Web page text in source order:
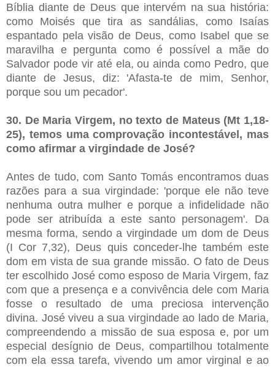
Bíblia diante de Deus que intervém na sua história:
como Moisés que tira as sandálias, como Isaías
espantado pela visão de Deus, como Isabel que se
maravilha e pergunta como é possível a mãe do
Salvador pode vir até ela, ou ainda como Pedro, que
diante de Jesus, diz: 'Afasta-te de mim, Senhor,
porque sou um pecador'.
30. De Maria Virgem, no texto de Mateus (Mt 1,18-
25), temos uma comprovação incontestável, mas
como afirmar a virgindade de José?
Antes de tudo, com Santo Tomás encontramos duas
razões para a sua virgindade: 'porque ele não teve
nenhuma outra mulher e porque a infidelidade não
pode ser atribuída a este santo personagem'. Da
mesma forma, sendo a virgindade um dom de Deus
(I Cor 7,32), Deus quis conceder-lhe também este
dom em vista de sua grande missão. O fato de Deus
ter escolhido José como esposo de Maria Virgem, faz
com que a presença e a convivência dele com Maria
fosse o resultado de uma preciosa intervenção
divina. José viveu a sua virgindade ao lado de Maria,
compreendendo a missão de sua esposa e, por um
especial desígnio de Deus, compartilhou totalmente
com ela essa tarefa, vivendo um amor virginal e ao